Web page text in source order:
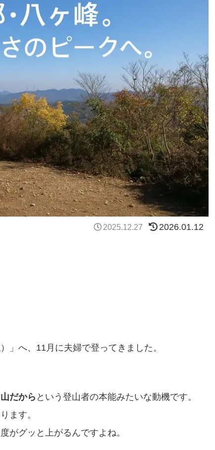
2025.12.27 2026.01.12
」へ、11月に夫婦で登ってきました。
だから という登山者の本能みたいな動機です。
ます。
がグッと上がるんですよね。